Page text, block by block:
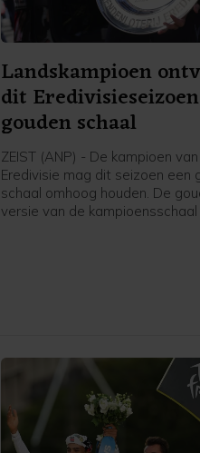
Landskampioen
dit Eredivisieseizoen
gouden schaal
ZEIST (ANP) - De kampioen
Eredivisie mag dit seizoen een
schaal omhoog houden. De
versie van de